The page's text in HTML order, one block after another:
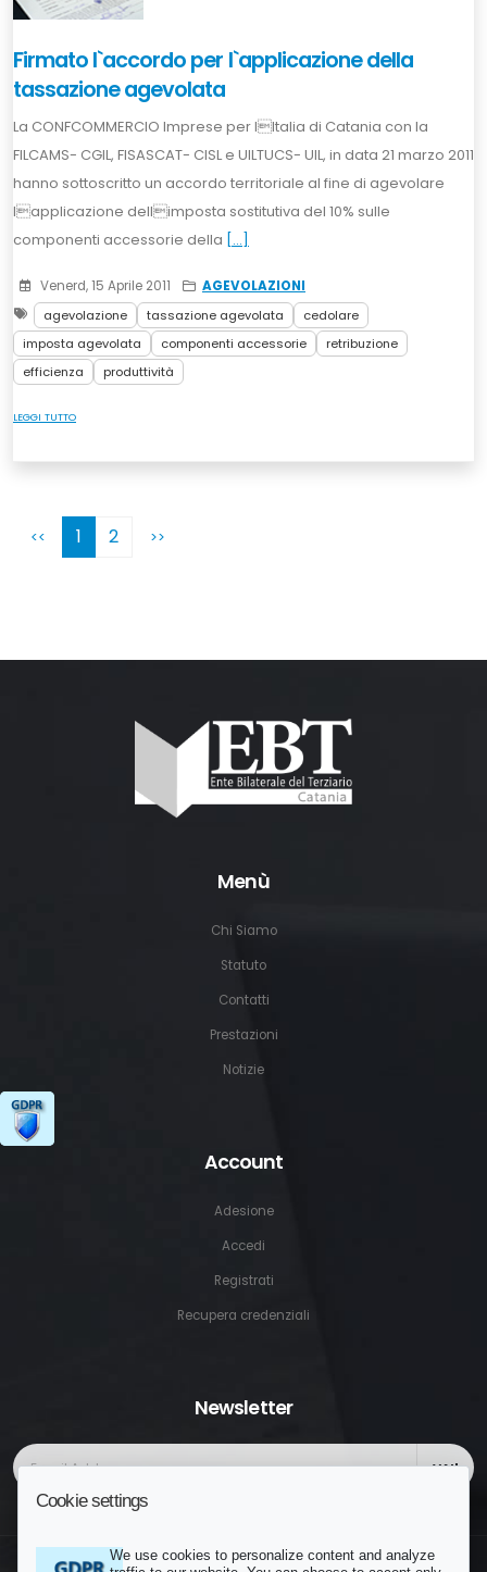
Firmato l`accordo per l`applicazione della
tassazione agevolata
La CONFCOMMERCIO Imprese per lItalia di Catania con la
FILCAMS- CGIL, FISASCAT- CISL e UILTUCS- UIL, in data 21 marzo 2011
hanno sottoscritto un accordo territoriale al fine di agevolare
lapplicazione dellimposta sostitutiva del 10% sulle
componenti accessorie della [...]
Venerd, 15 Aprile 2011
AGEVOLAZIONI
agevolazione
tassazione agevolata
cedolare
imposta agevolata
componenti accessorie
retribuzione
efficienza
produttività
LEGGI TUTTO
<< 1 2 >>
Menù
Chi Siamo
Statuto
Contatti
Prestazioni
Notizie
Account
Adesione
Accedi
Registrati
Recupera credenziali
Newsletter
VAI!
Cookie settings
We use cookies to personalize content and analyze